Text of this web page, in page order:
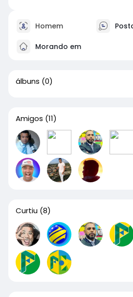
Homem
Morando em
álbuns (0)
Amigos (11)
Curtiu (8)